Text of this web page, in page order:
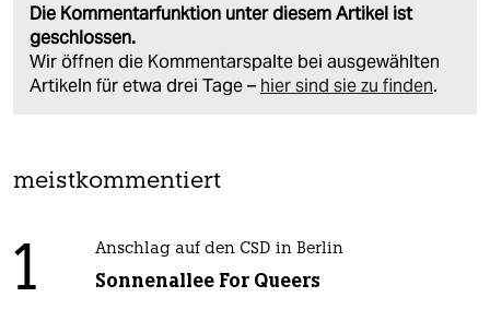
Die Kommentarfunktion unter diesem Artikel ist
geschlossen.
Wir öffnen die Kommentarspalte bei ausgewählten
Artikeln für etwa drei Tage – hier sind sie zu finden.
meistkommentiert
1 Anschlag auf den CSD in Berlin
Sonnenallee For Queers